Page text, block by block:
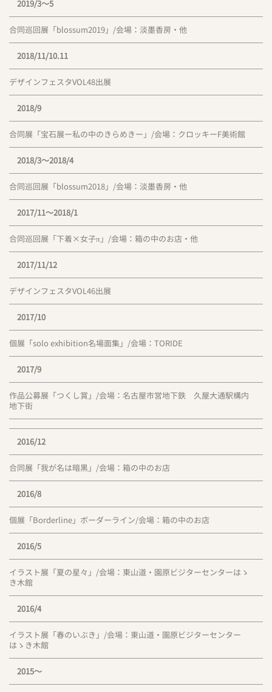
2019/3〜5
合同巡回展「blossum2019」/会場：淡墨香房・他
2018/11/10.11
デザインフェスタVOL48出展
2018/9
合同展「宝石展ー私の中のきらめきー」/会場：クロッキーF美術館
2018/3〜2018/4
合同巡回展「blossum2018」/会場：淡墨香房・他
2017/11〜2018/1
合同巡回展「下着×女子π」/会場：箱の中のお店・他
2017/11/12
デザインフェスタVOL46出展
2017/10
個展「solo exhibition名場面集」/会場：TORIDE
2017/9
作品公募展「つくし賞」/会場：名古屋市営地下鉄 久屋大通駅構内
地下街
2016/12
合同展「我が名は暗黒」/会場：箱の中のお店
2016/8
個展「Borderline」ボーダーライン/会場：箱の中のお店
2016/5
イラスト展「夏の星々」/会場：東山道・園原ビジターセンターはゝ
き木館
2016/4
イラスト展「春のいぶき」/会場：東山道・園原ビジターセンター
はゝき木館
2015〜